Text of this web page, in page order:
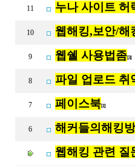
11 누나 사이트 허
10 웹해킹,보안/해
9 웹쉘 사용법좀[3]
8 파일 업로드 취
7 페이스북[1]
6 해커들의해킹
웹해킹 관련 질